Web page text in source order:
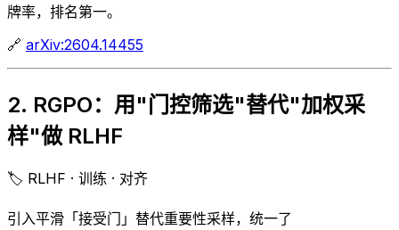
牌率，排名第一。
🔗 arXiv:2604.14455
2. RGPO：用"门控筛选"替代"加权采
样"做 RLHF
🏷️ RLHF · 训练 · 对齐
引入平滑「接受门」替代重要性采样，统一了